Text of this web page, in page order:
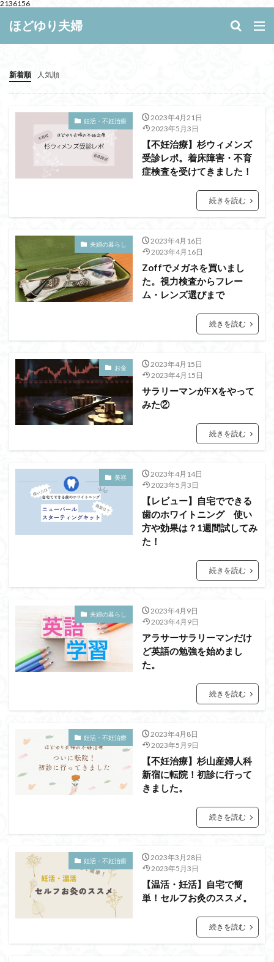
2136156
ほどゆり夫婦
新着順 人気順
妊活・不妊治療
2023年4月21日
2023年5月3日
【不妊治療】杉ウィメンズ
受診レポ。着床障害・不育
症検査を受けてきました！
続きを読む
夫婦の暮らし
2023年4月16日
2023年4月16日
Zoffでメガネを買いまし
た。視力検査からフレー
ム・レンズ選びまで
続きを読む
お金
2023年4月15日
2023年4月15日
サラリーマンがFXをやって
みた②
続きを読む
美容
2023年4月14日
2023年5月3日
【レビュー】自宅でできる
歯のホワイトニング 使い
方や効果は？1週間試してみ
た！
続きを読む
夫婦の暮らし
2023年4月9日
2023年4月9日
アラサーサラリーマンだけ
ど英語の勉強を始めまし
た。
続きを読む
妊活・不妊治療
2023年4月8日
2023年5月9日
【不妊治療】杉山産婦人科
新宿に転院！初診に行って
きました。
続きを読む
妊活・不妊治療
2023年3月28日
2023年5月3日
【温活・妊活】自宅で簡
単！セルフお灸のススメ。
続きを読む
キーワード
検索